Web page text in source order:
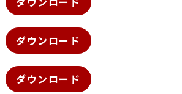
ダウンロード
ダウンロード